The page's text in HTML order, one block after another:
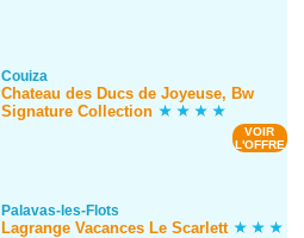
Couiza
Chateau des Ducs de Joyeuse, Bw
Signature Collection
VOIR
L'OFFRE
Palavas-les-Flots
Lagrange Vacances Le Scarlett